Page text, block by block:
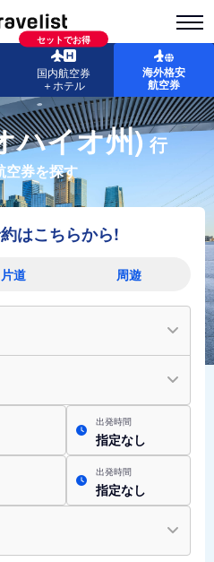
セットでお得
国内航空券
＋ホテル
海外格安
航空券
ハイオ州) 行
空券を探す
はこちらから!
片道 周遊
出発時間
指定なし
出発時間
指定なし